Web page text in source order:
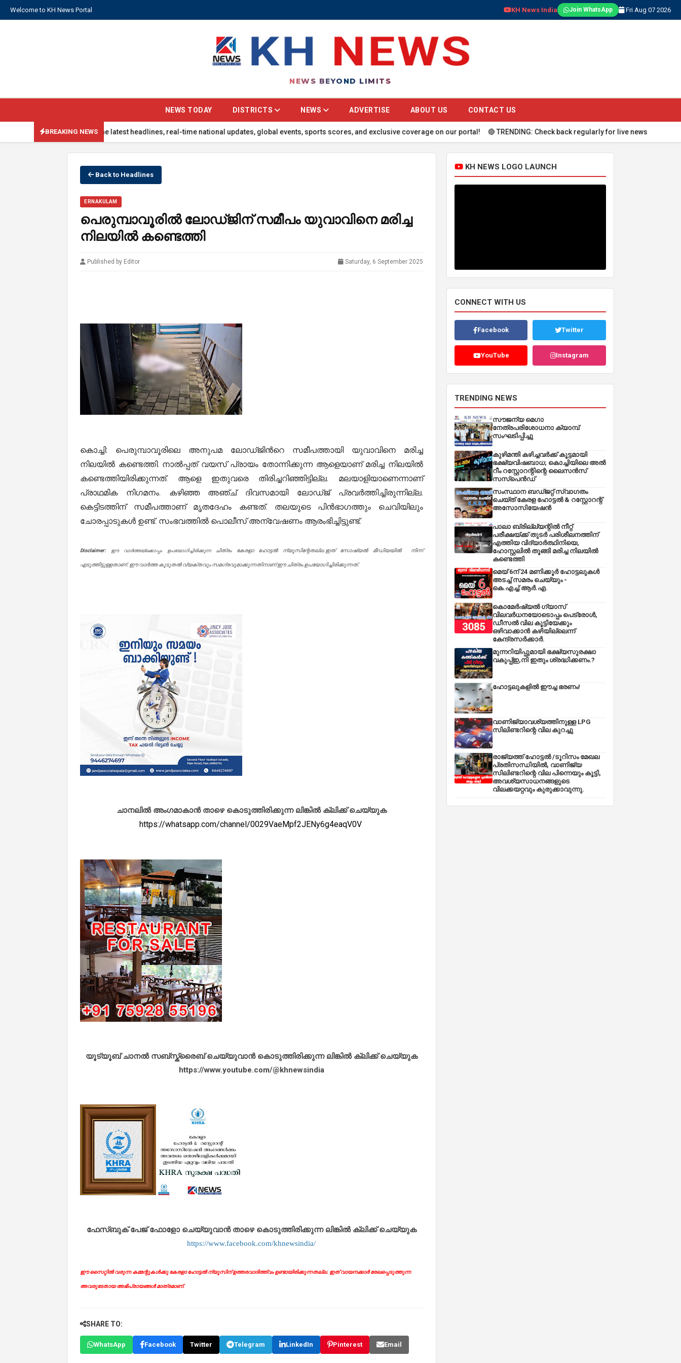
Welcome to KH News Portal KH News India Join WhatsApp Fri Aug 07 2026
NEWS BEYOND LIMITS
NEWS TODAY DISTRICTS NEWS ADVERTISE ABOUT US CONTACT US
BREAKING NEWS
Stay updated with the latest headlines, real-time national updates, global events, sports scores, and exclusive coverage on our portal! 🔴 TRENDING: Check back regularly for live news updates.
Back to Headlines
ERNAKULAM
പെരുമ്പാവൂരില്‍ ലോഡ്ജിന് സമീപം യുവാവിനെ മരിച്ച
നിലയില്‍ കണ്ടെത്തി
Published by Editor Saturday, 6 September 2025
കൊച്ചി: പെരുമ്പാവൂരിലെ അനുപമ ലോഡ്ജിന്‍റെ സമീപത്തായി യുവാവിനെ മരിച്ച
നിലയിൽ കണ്ടെത്തി. നാല്‍പ്പത് വയസ് പ്രായം തോന്നിക്കുന്ന ആളെയാണ് മരിച്ച നിലയില്‍
കണ്ടെത്തിയിരിക്കുന്നത്. ആളെ ഇതുവരെ തിരിച്ചറിഞ്ഞിട്ടില്ല. മലയാളിയാണെന്നാണ്
പ്രാഥമിക നിഗമനം. കഴി‍ഞ്ഞ അഞ്ച് ദിവസമായി ലോഡ്ജ് പ്രവർത്തിച്ചിരുന്നില്ല.
കെട്ടിടത്തിന് സമീപത്താണ് മൃതദേഹം കണ്ടത്. തലയുടെ പിൻഭാഗത്തും ചെവിയിലും
ചോരപ്പാടുകൾ ഉണ്ട്. സംഭവത്തില്‍ പൊലീസ് അന്വേഷണം ആരംഭിച്ചിട്ടുണ്ട്.
Disclaimer: ഈ വാർത്തയ്ക്കൊപ്പം ഉപയോഗിച്ചിരിക്കുന്ന ചിത്രം കേരളാ ഹോട്ടൽ ന്യൂസിന്റേതല്ല.ഇത് സോഷ്യൽ മീഡിയയിൽ നിന്ന്
എടുത്തിട്ടുള്ളതാണ്. ഈ വാർത്ത കൂടുതൽ വ്യക്തവും സമഗ്രവുമാക്കുന്നതിനാണ് ഈ ചിത്രം ഉപയോഗിച്ചിരിക്കുന്നത്.
ചാനലിൽ അംഗമാകാൻ താഴെ കൊടുത്തിരിക്കുന്ന ലിങ്കിൽ ക്ലിക്ക് ചെയ്യുക
https://whatsapp.com/channel/0029VaeMpf2JENy6g4eaqV0V
യൂട്യൂബ് ചാനൽ സബ്സ്ക്രൈബ് ചെയ്യുവാൻ കൊടുത്തിരിക്കുന്ന ലിങ്കിൽ ക്ലിക്ക് ചെയ്യുക
https://www.youtube.com/@khnewsindia
ഫേസ്ബുക് പേജ് ഫോളോ ചെയ്യുവാൻ താഴെ കൊടുത്തിരിക്കുന്ന ലിങ്കിൽ ക്ലിക്ക് ചെയ്യുക
https://www.facebook.com/khnewsindia/
ഈ സൈറ്റിൽ വരുന്ന കമ്മന്റുകൾക്കു കേരളാ ഹോട്ടൽ ന്യൂസിന് ഉത്തരവാദിത്ത്വം ഉണ്ടായിരിക്കുന്നതല്ല. ഇത് വായനക്കാർ രേഖപ്പെടുത്തുന്ന
അവരുടേതായ അഭിപ്രായങ്ങൾ മാത്രമാണ്.
SHARE TO:
WhatsApp Facebook Twitter Telegram LinkedIn Pinterest Email
KH NEWS LOGO LAUNCH
CONNECT WITH US
Facebook Twitter
YouTube Instagram
TRENDING NEWS
സൗജന്യ മെഗാ
നേത്രപരിശോധനാ ക്യാമ്പ്
സംഘടിപ്പിച്ചു
കുഴിമന്തി കഴിച്ചവർക്ക് കൂട്ടമായി
ഭക്ഷ്യവിഷബാധ; കൊച്ചിയിലെ അൽ
റീം റസ്റ്റോറന്റിന്റെ ലൈസൻസ്
സസ്പെൻഡ്
സംസ്ഥാന ബഡ്‌ജറ്റ് സ്വാഗതം
ചെയ്ത് കേരള ഹോട്ടൽ & റസ്റ്റോറന്റ്
അസോസിയേഷൻ
പാലാ ബ്രില്ല്യന്റിൽ നീറ്റ്
പരീക്ഷയ്ക്ക് തുടർ പരിശീലനത്തിന്
എത്തിയ വിദ്യാർത്ഥിനിയെ,
ഹോസ്റ്റലിൽ തൂങ്ങി മരിച്ച നിലയിൽ
കണ്ടെത്തി
മെയ് 6ന് 24 മണിക്കൂർ ഹോട്ടലുകൾ
അടച്ച് സമരം ചെയ്യും -
കെ.എച്ച്.ആർ.എ.
കൊമേർഷ്യൽ ഗ്യാസ്
വിലവർധനയോടൊപ്പം പെട്രോൾ,
ഡീസല്‍ വില കൂട്ടിയേക്കും
ഒഴിവാക്കാന്‍ കഴിയില്ലെന്ന്
കേന്ദ്രസര്‍ക്കാര്‍.
മുന്നറിയിപ്പുമായി ഭക്ഷ്യസുരക്ഷാ
വകുപ്പ്ഇ,നി ഇതും ശ്രദ്ധിക്കണം.?
ഹോട്ടലുകളിൽ ഈച്ച ഭരണം!
വാണിജ്യാവശ്യത്തിനുള്ള LPG
സിലിണ്ടറിന്റെ വില കുറച്ചു
രാജ്യത്ത് ഹോട്ടൽ /ടൂറിസം മേഖല
പ്രതിസന്ധിയിൽ, വാണിജ്യ
സിലിണ്ടറിന്റെ വില പിന്നെയും കൂട്ടി,
അവശ്യസാധനങ്ങളുടെ
വിലക്കയറ്റവും കുരുക്കാവുന്നു.